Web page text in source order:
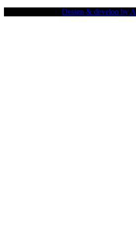
Design & develop by